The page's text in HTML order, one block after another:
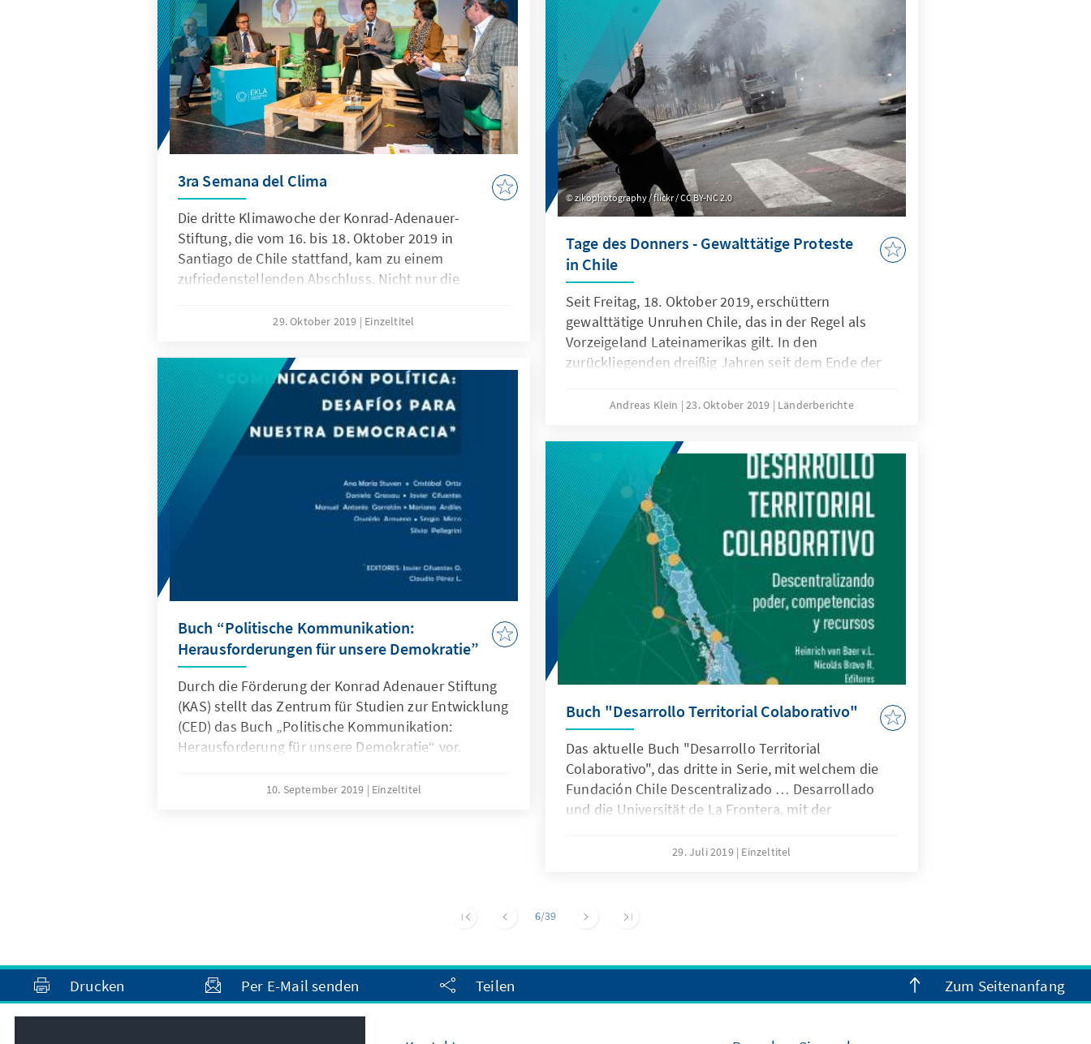
3ra Semana del Clima
Die dritte Klimawoche der Konrad-Adenauer-
Stiftung, die vom 16. bis 18. Oktober 2019 in
Santiago de Chile stattfand, kam zu einem
zufriedenstellenden Abschluss. Nicht nur die
neuen Gästen und Ausstellern waren ein großer
waren von großem Interesse.
29. Oktober 2019 Einzeltitel
zikophotography / flickr / CC BY-NC 2.0
Tage des Donners - Gewalttätige Proteste
in Chile
Seit Freitag, 18. Oktober 2019, erschüttern
gewalttätige Unruhen Chile, das in der Regel als
Vorzeigeland Lateinamerikas gilt. In den
zurückliegenden dreißig Jahren seit dem Ende der
Wut, Frustration und Enttäuschung darüber
nicht oder nur bedingt an der rasanten
wirtschaftlichen Entwicklung des Landes partizipiert.
Andreas Klein 23. Oktober 2019 Länderberichte
Buch “Politische Kommunikation:
Herausforderungen für unsere Demokratie”
Durch die Förderung der Konrad Adenauer Stiftung
(KAS) stellt das Zentrum für Studien zur Entwicklung
(CED) das Buch „Politische Kommunikation:
Herausforderung für unsere Demokratie“ vor.
10. September 2019 Einzeltitel
Buch "Desarrollo Territorial Colaborativo"
Das aktuelle Buch "Desarrollo Territorial
Colaborativo", das dritte in Serie, mit welchem die
Fundación Chile Descentralizado … Desarrollado
und die Universität de La Frontera, mit der
29. Juli 2019 Einzeltitel
6/39
Drucken Per E-Mail senden Teilen Zum Seitenanfang